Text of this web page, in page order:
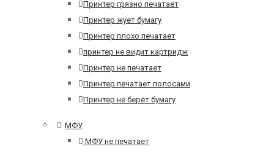
Принтер грязно печатает
Принтер жует бумагу
Принтер плохо печатает
принтер не видит картридж
Принтер не печатает
Принтер печатает полосами
Принтер не берёт бумагу
МФУ
МФУ не печатает